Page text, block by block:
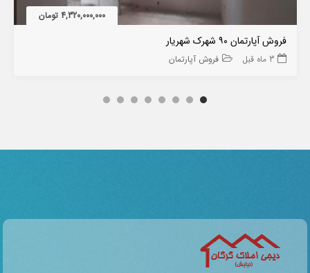
4,320,000,000 تومان
فروش آپارتمان ۹۰ شهرک شهریار
3 ماه قبل فروش آپارتمان